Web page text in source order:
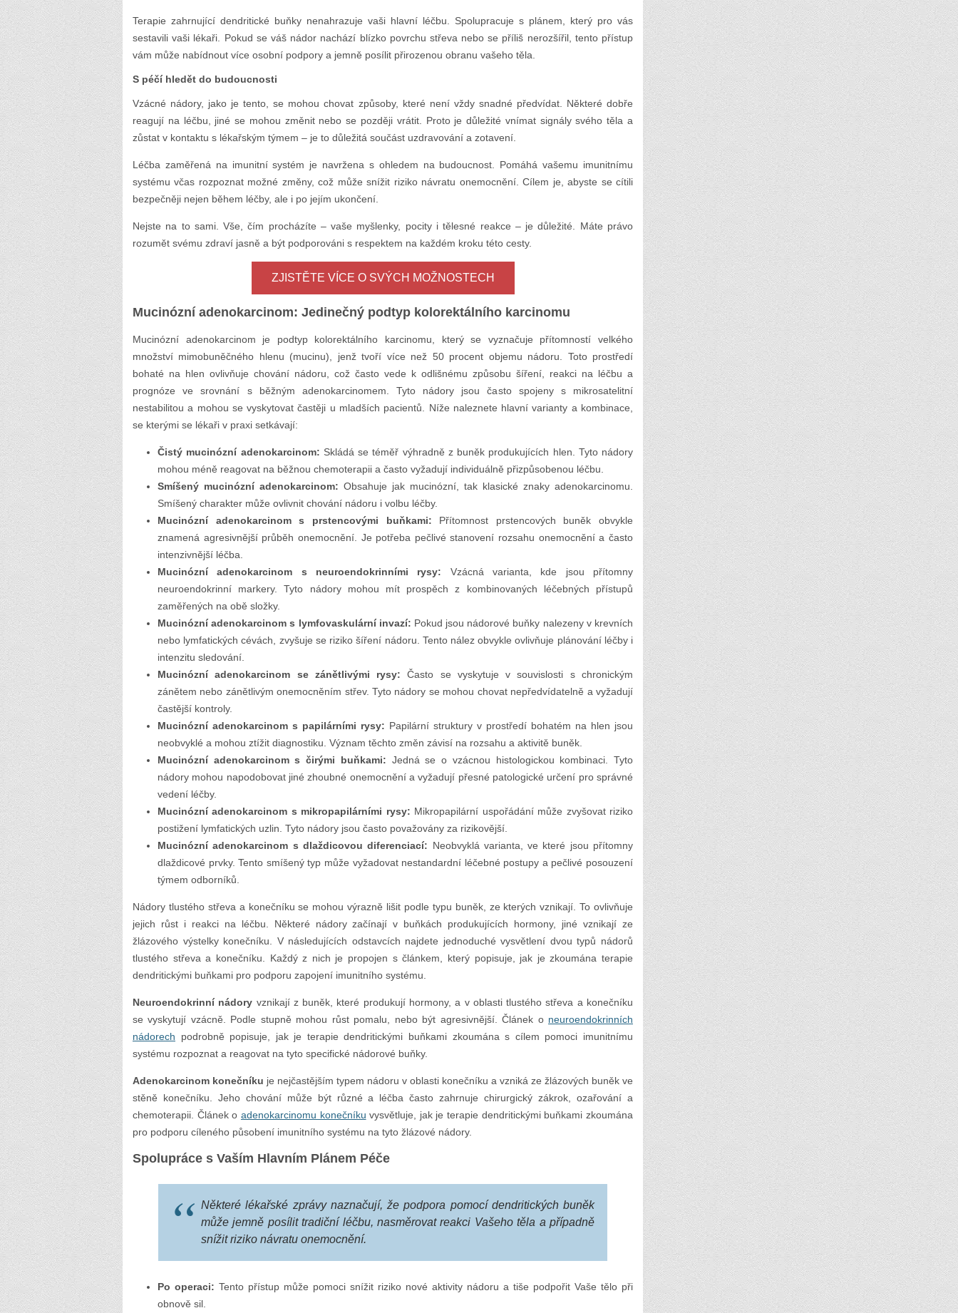
Terapie zahrnující dendritické buňky nenahrazuje vaši hlavní léčbu. Spolupracuje s plánem, který pro vás
sestavili vaši lékaři. Pokud se váš nádor nachází blízko povrchu střeva nebo se příliš nerozšířil, tento přístup
vám může nabídnout více osobní podpory a jemně posílit přirozenou obranu vašeho těla.
S péčí hledět do budoucnosti
Vzácné nádory, jako je tento, se mohou chovat způsoby, které není vždy snadné předvídat. Některé dobře
reagují na léčbu, jiné se mohou změnit nebo se později vrátit. Proto je důležité vnímat signály svého těla a
zůstat v kontaktu s lékařským týmem – je to důležitá součást uzdravování a zotavení.
Léčba zaměřená na imunitní systém je navržena s ohledem na budoucnost. Pomáhá vašemu imunitnímu
systému včas rozpoznat možné změny, což může snížit riziko návratu onemocnění. Cílem je, abyste se cítili
bezpečněji nejen během léčby, ale i po jejím ukončení.
Nejste na to sami. Vše, čím procházíte – vaše myšlenky, pocity i tělesné reakce – je důležité. Máte právo
rozumět svému zdraví jasně a být podporováni s respektem na každém kroku této cesty.
ZJISTĚTE VÍCE O SVÝCH MOŽNOSTECH
Mucinózní adenokarcinom: Jedinečný podtyp kolorektálního karcinomu
Mucinózní adenokarcinom je podtyp kolorektálního karcinomu, který se vyznačuje přítomností velkého
množství mimobuněčného hlenu (mucinu), jenž tvoří více než 50 procent objemu nádoru. Toto prostředí
bohaté na hlen ovlivňuje chování nádoru, což často vede k odlišnému způsobu šíření, reakci na léčbu a
prognóze ve srovnání s běžným adenokarcinomem. Tyto nádory jsou často spojeny s mikrosatelitní
nestabilitou a mohou se vyskytovat častěji u mladších pacientů. Níže naleznete hlavní varianty a kombinace,
se kterými se lékaři v praxi setkávají:
Čistý mucinózní adenokarcinom: Skládá se téměř výhradně z buněk produkujících hlen. Tyto nádory
mohou méně reagovat na běžnou chemoterapii a často vyžadují individuálně přizpůsobenou léčbu.
Smíšený mucinózní adenokarcinom: Obsahuje jak mucinózní, tak klasické znaky adenokarcinomu.
Smíšený charakter může ovlivnit chování nádoru i volbu léčby.
Mucinózní adenokarcinom s prstencovými buňkami: Přítomnost prstencových buněk obvykle
znamená agresivnější průběh onemocnění. Je potřeba pečlivé stanovení rozsahu onemocnění a často
intenzivnější léčba.
Mucinózní adenokarcinom s neuroendokrinními rysy: Vzácná varianta, kde jsou přítomny
neuroendokrinní markery. Tyto nádory mohou mít prospěch z kombinovaných léčebných přístupů
zaměřených na obě složky.
Mucinózní adenokarcinom s lymfovaskulární invazí: Pokud jsou nádorové buňky nalezeny v krevních
nebo lymfatických cévách, zvyšuje se riziko šíření nádoru. Tento nález obvykle ovlivňuje plánování léčby i
intenzitu sledování.
Mucinózní adenokarcinom se zánětlivými rysy: Často se vyskytuje v souvislosti s chronickým
zánětem nebo zánětlivým onemocněním střev. Tyto nádory se mohou chovat nepředvídatelně a vyžadují
častější kontroly.
Mucinózní adenokarcinom s papilárními rysy: Papilární struktury v prostředí bohatém na hlen jsou
neobvyklé a mohou ztížit diagnostiku. Význam těchto změn závisí na rozsahu a aktivitě buněk.
Mucinózní adenokarcinom s čirými buňkami: Jedná se o vzácnou histologickou kombinaci. Tyto
nádory mohou napodobovat jiné zhoubné onemocnění a vyžadují přesné patologické určení pro správné
vedení léčby.
Mucinózní adenokarcinom s mikropapilárními rysy: Mikropapilární uspořádání může zvyšovat riziko
postižení lymfatických uzlin. Tyto nádory jsou často považovány za rizikovější.
Mucinózní adenokarcinom s dlaždicovou diferenciací: Neobvyklá varianta, ve které jsou přítomny
dlaždicové prvky. Tento smíšený typ může vyžadovat nestandardní léčebné postupy a pečlivé posouzení
týmem odborníků.
Nádory tlustého střeva a konečníku se mohou výrazně lišit podle typu buněk, ze kterých vznikají. To ovlivňuje
jejich růst i reakci na léčbu. Některé nádory začínají v buňkách produkujících hormony, jiné vznikají ze
žlázového výstelky konečníku. V následujících odstavcích najdete jednoduché vysvětlení dvou typů nádorů
tlustého střeva a konečníku. Každý z nich je propojen s článkem, který popisuje, jak je zkoumána terapie
dendritickými buňkami pro podporu zapojení imunitního systému.
Neuroendokrinní nádory vznikají z buněk, které produkují hormony, a v oblasti tlustého střeva a konečníku
se vyskytují vzácně. Podle stupně mohou růst pomalu, nebo být agresivnější. Článek o neuroendokrinních
nádorech podrobně popisuje, jak je terapie dendritickými buňkami zkoumána s cílem pomoci imunitnímu
systému rozpoznat a reagovat na tyto specifické nádorové buňky.
Adenokarcinom konečníku je nejčastějším typem nádoru v oblasti konečníku a vzniká ze žlázových buněk ve
stěně konečníku. Jeho chování může být různé a léčba často zahrnuje chirurgický zákrok, ozařování a
chemoterapii. Článek o adenokarcinomu konečníku vysvětluje, jak je terapie dendritickými buňkami zkoumána
pro podporu cíleného působení imunitního systému na tyto žlázové nádory.
Spolupráce s Vaším Hlavním Plánem Péče
Některé lékařské zprávy naznačují, že podpora pomocí dendritických buněk
může jemně posílit tradiční léčbu, nasměrovat reakci Vašeho těla a případně
snížit riziko návratu onemocnění.
Po operaci: Tento přístup může pomoci snížit riziko nové aktivity nádoru a tiše podpořit Vaše tělo při
obnově sil.